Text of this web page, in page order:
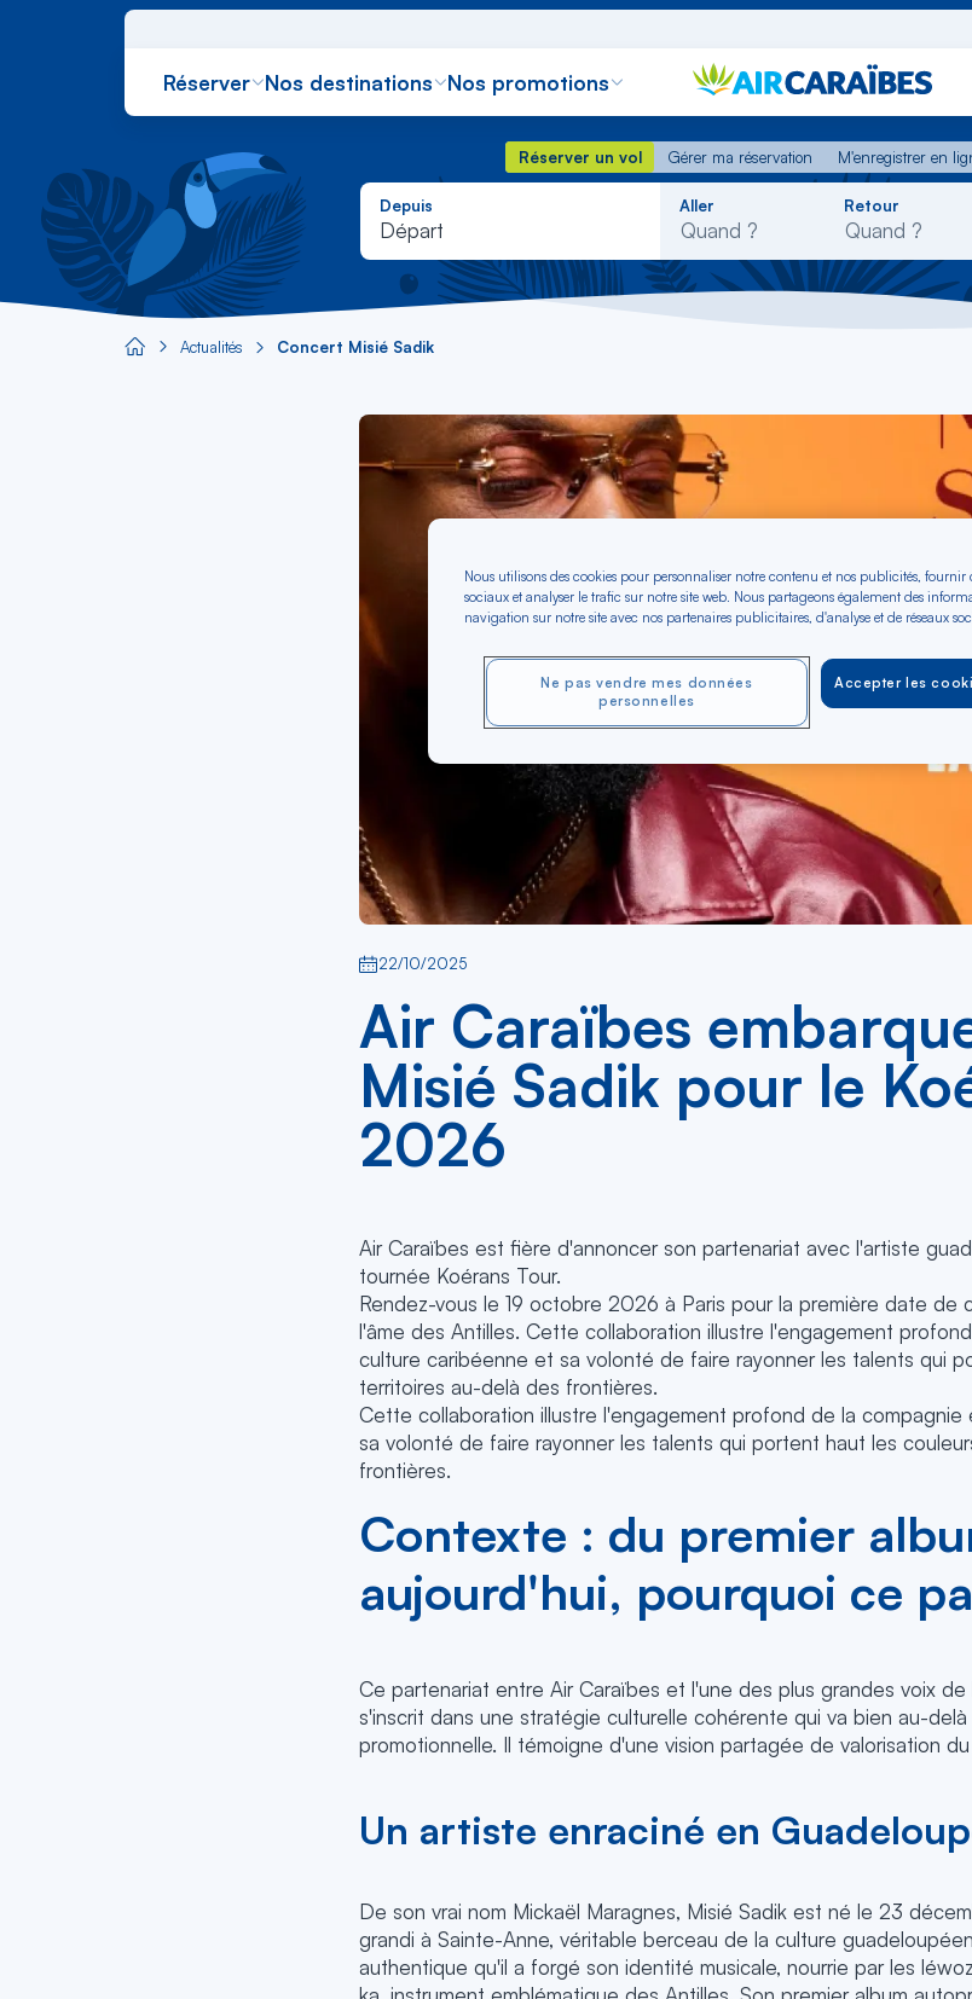
Réserver Nos destinations Nos promotions
Réserver un vol Gérer ma réservation M'enregistrer en
Réserver un vol
Gérer ma réservation M'enregistrer en
Depuis
Départ
Rechercher
dans
liste
Aller Retour
Aircaraibes.com
Actualités Concert Misié Sadik
22/10/2025
Air Caraïbes
Misié Sadik pour le
2026
Air Caraïbes est fière d'annoncer son partenariat avec l'artiste
tournée Koérans Tour.
Rendez-vous le 19 octobre 2026 à Paris pour la première date de
l'âme des Antilles. Cette collaboration illustre l'engagement
culture caribéenne et sa volonté de faire rayonner les talents qui
territoires au-delà des frontières.
Cette collaboration illustre l'engagement profond de la compagnie
sa volonté de faire rayonner les talents qui portent haut les
frontières.
Contexte : du premier
aujourd'hui, pourquoi ce
Ce partenariat entre Air Caraïbes et l'une des plus grandes voix
s'inscrit dans une stratégie culturelle cohérente qui va bien au-
promotionnelle. Il témoigne d'une vision partagée de valorisation
Un artiste enraciné en
De son vrai nom Mickaël Maragnes, Misié Sadik est né le 23
grandi à Sainte-Anne, véritable berceau de la culture
authentique qu'il a forgé son identité musicale, nourrie par les
Nous utilisons des cookies pour personnaliser notre contenu et nos publicités, fournir
sociaux et analyser le trafic sur notre site web. Nous partageons également des
navigation sur notre site avec nos partenaires publicitaires, d'analyse et de réseaux
Accepter les
Ne pas vendre mes données
personnelles